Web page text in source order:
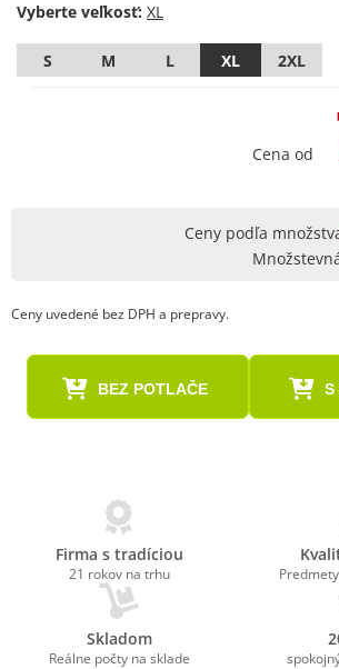
Vyberte veľkosť:
S M L XL 2XL
Cena od
Ceny podľa
Ceny uvedené bez DPH a prepravy.
BEZ POTLAČE S
Firma s tradíciou
21 rokov na trhu
Skladom
Reálne počty na sklade